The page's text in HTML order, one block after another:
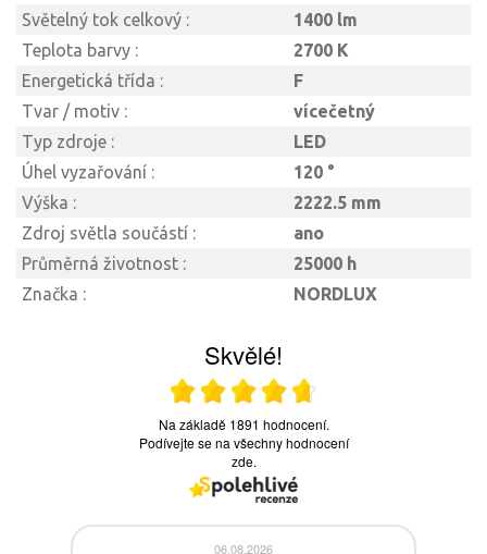
Světelný tok celkový :
1400 lm
Teplota barvy :
2700 K
Energetická třída :
F
Tvar / motiv :
vícečetný
Typ zdroje :
LED
Úhel vyzařování :
120 °
Výška :
2222.5 mm
Zdroj světla součástí :
ano
Průměrná životnost :
25000 h
Značka :
NORDLUX